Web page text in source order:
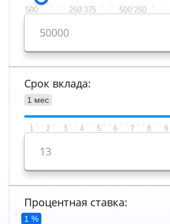
500 250 375 500 250
Срок вклада:
1 мес
1 2 3 4 5 6 7 8 9
Процентная ставка:
1 %